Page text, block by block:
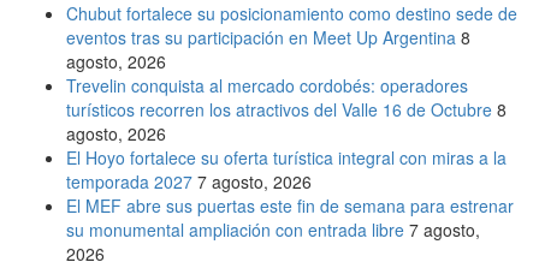
Chubut fortalece su posicionamiento como destino sede de
eventos tras su participación en Meet Up Argentina 8
agosto, 2026
Trevelin conquista al mercado cordobés: operadores
turísticos recorren los atractivos del Valle 16 de Octubre 8
agosto, 2026
El Hoyo fortalece su oferta turística integral con miras a la
temporada 2027 7 agosto, 2026
El MEF abre sus puertas este fin de semana para estrenar
su monumental ampliación con entrada libre 7 agosto,
2026